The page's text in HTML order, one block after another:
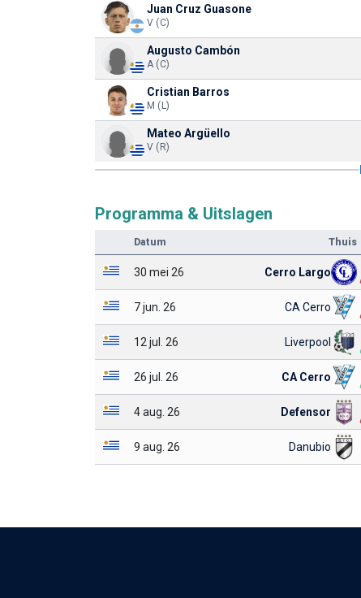
Juan Cruz Guasone
V (C)
Augusto Cambón
A (C)
Cristian Barros
M (L)
Mateo Argüello
V (R)
Programma & Uitslagen
Datum Thuis
30 mei 26 Cerro Largo
7 jun. 26 CA Cerro
12 jul. 26 Liverpool
26 jul. 26 CA Cerro
4 aug. 26 Defensor
9 aug. 26 Danubio